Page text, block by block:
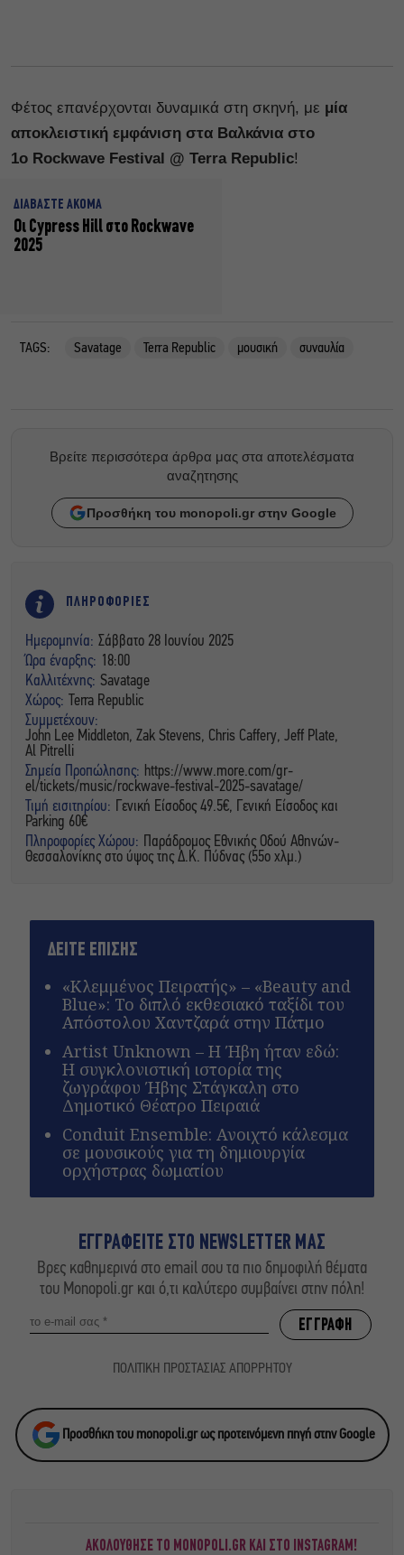
Φέτος επανέρχονται δυναμικά στη σκηνή, με μία
αποκλειστική εμφάνιση στα Βαλκάνια στο
1o Rockwave Festival @ Terra Republic!
ΔΙΑΒΑΣΤΕ ΑΚΟΜΑ
Οι Cypress Hill στο Rockwave
2025
TAGS: Savatage Terra Republic μουσική συναυλία
Βρείτε περισσότερα άρθρα μας στα αποτελέσματα
αναζητησης
Προσθήκη του monopoli.gr στην Google
ΠΛΗΡΟΦΟΡΙΕΣ
Ημερομηνία: Σάββατο 28 Ιουνίου 2025
Ώρα έναρξης: 18:00
Καλλιτέχνης: Savatage
Χώρος:
Terra Republic
Συμμετέχουν:
John Lee Middleton, Zak Stevens, Chris Caffery, Jeff Plate,
Al Pitrelli
Σημεία Προπώλησης: https://www.more.com/gr-
el/tickets/music/rockwave-festival-2025-savatage/
Τιμή εισιτηρίου:
Γενική Είσοδος 49.5€, Γενική Είσοδος και
Parking 60€
Πληροφορίες Χώρου:
Παράδρομος Εθνικής Οδού Αθηνών-
Θεσσαλονίκης στο ύψος της Δ.Κ. Πύδνας (55ο χλμ.)
ΔΕΙΤΕ ΕΠΙΣΗΣ
«Κλεμμένος Πειρατής» – «Beauty and
Blue»: Το διπλό εκθεσιακό ταξίδι του
Απόστολου Χαντζαρά στην Πάτμο
Artist Unknown – Η Ήβη ήταν εδώ:
Η συγκλονιστική ιστορία της
ζωγράφου Ήβης Στάγκαλη στο
Δημοτικό Θέατρο Πειραιά
Conduit Ensemble: Ανοιχτό κάλεσμα
σε μουσικούς για τη δημιουργία
ορχήστρας δωματίου
ΕΓΓΡΑΦΕΙΤΕ ΣΤΟ NEWSLETTER ΜΑΣ
Βρες καθημερινά στο email σου τα πιο δημοφιλή θέματα
του Monopoli.gr και ό,τι καλύτερο συμβαίνει στην πόλη!
ΠΟΛΙΤΙΚΗ ΠΡΟΣΤΑΣΙΑΣ ΑΠΟΡΡΗΤΟΥ
Προσθήκη του monopoli.gr ως προτεινόμενη πηγή στην Google
ΑΚΟΛΟΥΘΗΣΕ ΤΟ MONOPOLI.GR ΚΑΙ ΣΤΟ INSTAGRAM!